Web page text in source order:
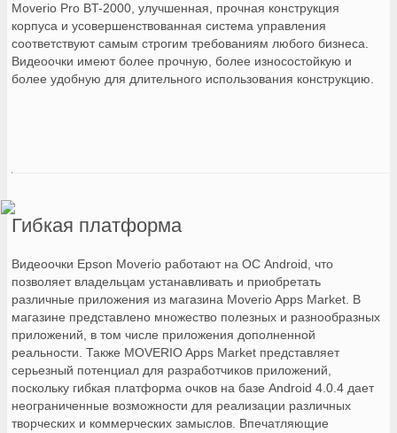
Moverio Pro BT-2000, улучшенная, прочная конструкция
корпуса и усовершенствованная система управления
соответствуют самым строгим требованиям любого бизнеса.
Видеоочки имеют более прочную, более износостойкую и
более удобную для длительного использования конструкцию.
Гибкая платформа
Видеоочки Epson Moverio работают на ОС Android, что
позволяет владельцам устанавливать и приобретать
различные приложения из магазина Moverio Apps Market. В
магазине представлено множество полезных и разнообразных
приложений, в том числе приложения дополненной
реальности. Также MOVERIO Apps Market представляет
серьезный потенциал для разработчиков приложений,
поскольку гибкая платформа очков на базе Android 4.0.4 дает
неограниченные возможности для реализации различных
творческих и коммерческих замыслов. Впечатляющие